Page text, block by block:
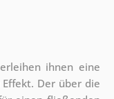
ihnen eine
Der über die